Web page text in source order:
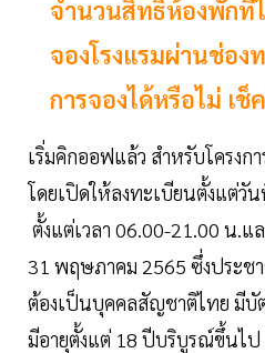
จำนวนสิทธิห้องพักที่
จองโรงแรมผ่านช่อง
การจองได้หรือไม่ เ
เริ่มคิกออฟแล้ว สำหรับโครงก
โดยเปิดให้ลงทะเบียนตั้งแต่วั
ตั้งแต่เวลา 06.00-21.00 น.แ
31 พฤษภาคม 2565 ซึ่งประชา
ต้องเป็นบุคคลสัญชาติไทย มีบั
มีอายุตั้งแต่ 18 ปีบริบูรณ์ขึ้นไป